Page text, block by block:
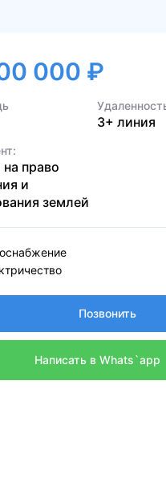
000 ₽
3+ линия
на право
и
землей
Позвонить
Написать в Whats`app